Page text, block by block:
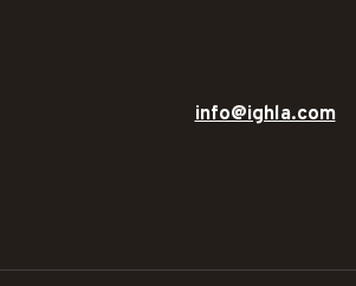
info@ighla.com